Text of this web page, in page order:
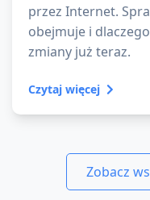
przez Internet.
obejmuje i
zmiany już teraz.
Czytaj więcej
Zobacz